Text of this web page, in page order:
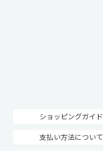
ショッピングガイド
支払い方法について